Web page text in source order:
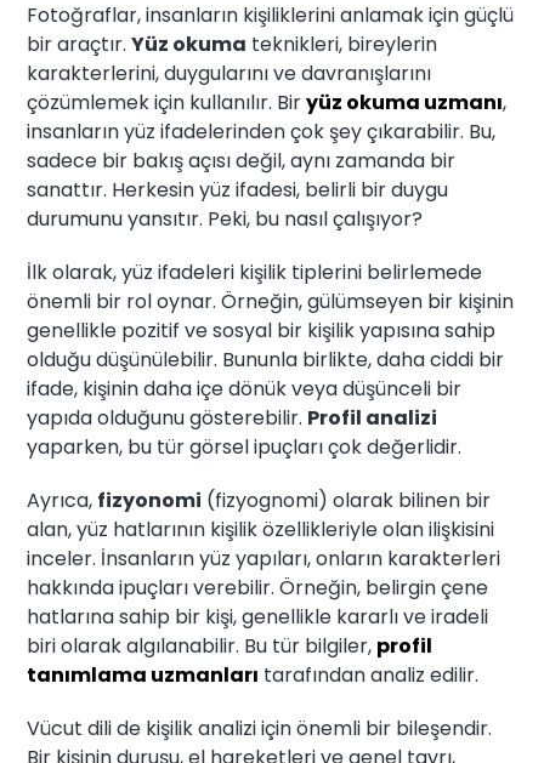
Fotoğraflar, insanların kişiliklerini anlamak için güçlü
bir araçtır.Yüz okuma teknikleri, bireylerin
karakterlerini, duygularını ve davranışlarını
çözümlemek için kullanılır. Biryüz okuma uzmanı,
insanların yüz ifadelerinden çok şey çıkarabilir. Bu,
sadece bir bakış açısı değil, aynı zamanda bir
sanattır. Herkesin yüz ifadesi, belirli bir duygu
durumunu yansıtır. Peki, bu nasıl çalışıyor?
İlk olarak, yüz ifadeleri kişilik tiplerini belirlemede
önemli bir rol oynar. Örneğin, gülümseyen bir kişinin
genellikle pozitif ve sosyal bir kişilik yapısına sahip
olduğu düşünülebilir. Bununla birlikte, daha ciddi bir
ifade, kişinin daha içe dönük veya düşünceli bir
yapıda olduğunu gösterebilir. Profil analizi
yaparken, bu tür görsel ipuçları çok değerlidir.
Ayrıca, fizyonomi (fizyognomi) olarak bilinen bir
alan, yüz hatlarının kişilik özellikleriyle olan ilişkisini
inceler. İnsanların yüz yapıları, onların karakterleri
hakkında ipuçları verebilir. Örneğin, belirgin çene
hatlarına sahip bir kişi, genellikle kararlı ve iradeli
biri olarak algılanabilir. Bu tür bilgiler, profil
tanımlama uzmanları tarafından analiz edilir.
Vücut dili de kişilik analizi için önemli bir bileşendir.